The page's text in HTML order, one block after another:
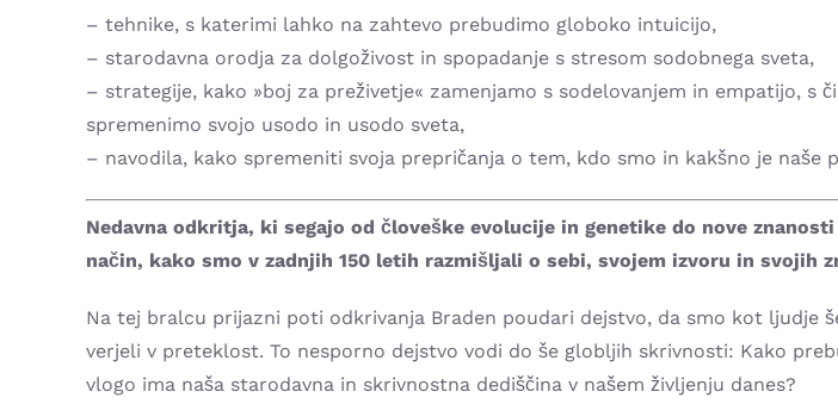
– tehnike, s katerimi lahko na zahtevo prebudimo globoko intuicijo,
– starodavna orodja za dolgoživost in spopadanje s stresom sodobnega sveta,
– strategije, kako »boj za preživetje« zamenjamo s sodelovanjem in empatijo, s
spremenimo svojo usodo in usodo sveta,
– navodila, kako spremeniti svoja prepričanja o tem, kdo smo in kakšno je naše
Nedavna odkritja, ki segajo od človeške evolucije in genetike do nove
način, kako smo v zadnjih 150 letih razmišljali o sebi, svojem izvoru in svojih
Na tej bralcu prijazni poti odkrivanja Braden poudari dejstvo, da smo kot ljudje
verjeli v preteklost. To nesporno dejstvo vodi do še globljih skrivnosti: Kako
vlogo ima naša starodavna in skrivnostna dediščina v našem življenju danes?